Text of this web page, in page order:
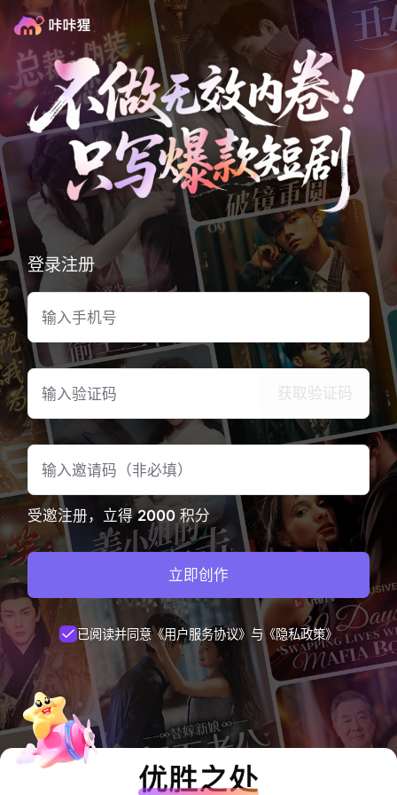
登录注册
获取验证码
受邀注册，立得2000 积分
立即创作
已阅读并同意《用户服务协议》 与《隐私政策》